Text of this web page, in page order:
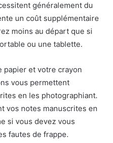
généralement du
un coût supplémentaire
moins au départ que si
ou une tablette.
papier et votre crayon
vous permettent
en les photographiant.
vos notes manuscrites en
si vous devez vous
fautes de frappe.